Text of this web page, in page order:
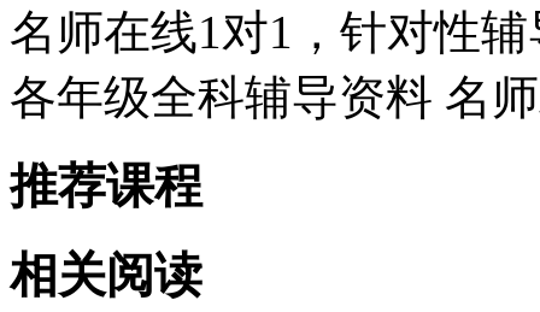
名师在线1对1，针对性
各年级全科辅导资料 名
推荐课程
相关阅读